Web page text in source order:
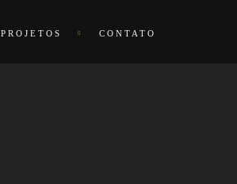
PROJETOS CONTATO